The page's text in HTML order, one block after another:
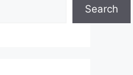
Search